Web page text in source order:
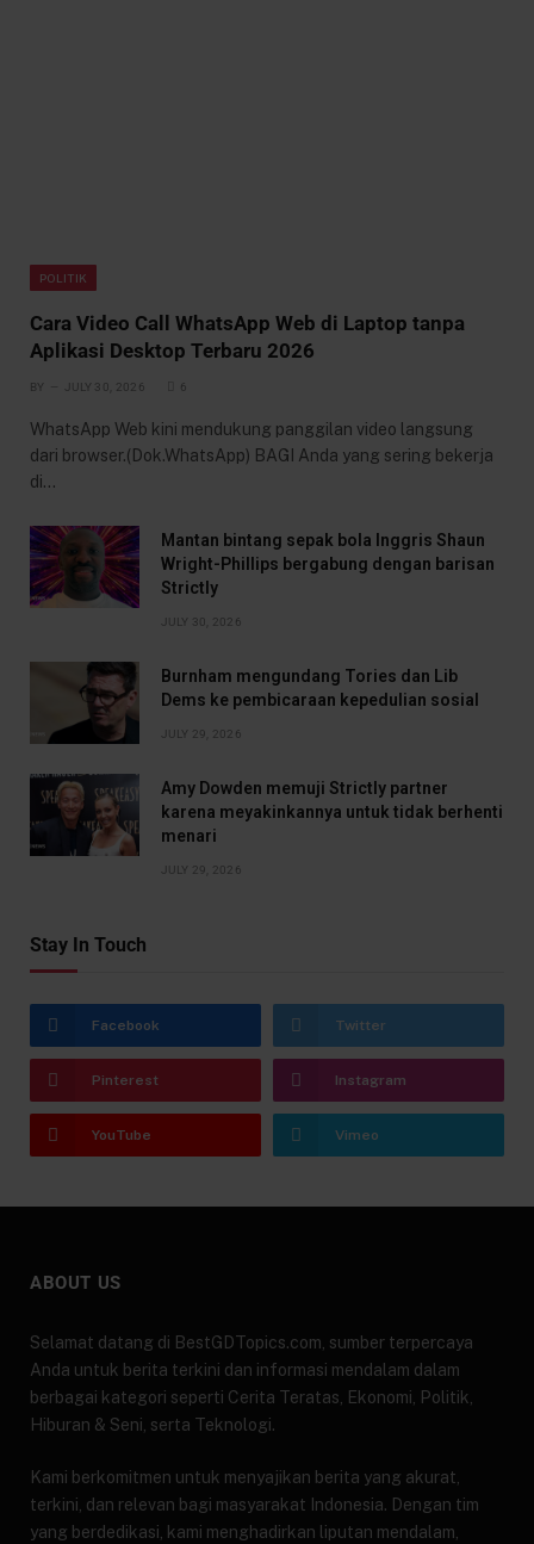
POLITIK
Cara Video Call WhatsApp Web di Laptop tanpa
Aplikasi Desktop Terbaru 2026
BY JULY 30, 2026 6
WhatsApp Web kini mendukung panggilan video langsung
dari browser.(Dok.WhatsApp) BAGI Anda yang sering bekerja
di…
Mantan bintang sepak bola Inggris Shaun
Wright-Phillips bergabung dengan barisan
Strictly
JULY 30, 2026
Burnham mengundang Tories dan Lib
Dems ke pembicaraan kepedulian sosial
JULY 29, 2026
Amy Dowden memuji Strictly partner
karena meyakinkannya untuk tidak berhenti
menari
JULY 29, 2026
Stay In Touch
Facebook Twitter
Pinterest Instagram
YouTube Vimeo
ABOUT US
Selamat datang di BestGDTopics.com, sumber terpercaya
Anda untuk berita terkini dan informasi mendalam dalam
berbagai kategori seperti Cerita Teratas, Ekonomi, Politik,
Hiburan & Seni, serta Teknologi.
Kami berkomitmen untuk menyajikan berita yang akurat,
terkini, dan relevan bagi masyarakat Indonesia. Dengan tim
yang berdedikasi, kami menghadirkan liputan mendalam,